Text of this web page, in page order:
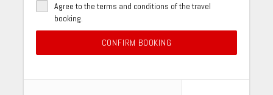
Agree to the terms and conditions of the travel
booking.
CONFIRM BOOKING